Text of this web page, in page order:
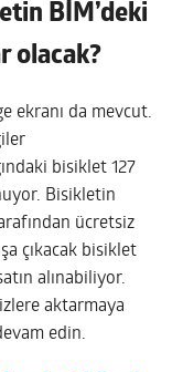
BİM’deki
olacak?
ekranı da mevcut.
bisiklet 127
Bisikletin
ücretsiz
çıkacak bisiklet
alınabiliyor.
aktarmaya
edin.